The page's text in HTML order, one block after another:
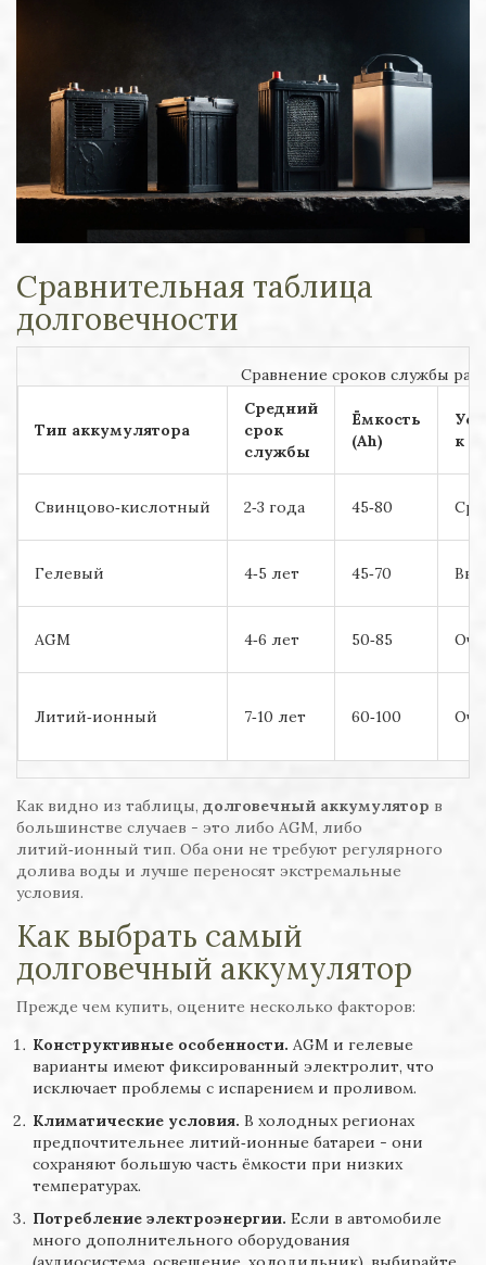
Сравнительная таблица
долговечности
Сравнение сроков службы
Тип аккумулятора
Средний
срок
службы
Ёмкость
(Ah)
к
Свинцово‑кислотный 2‑3 года 45‑80
Гелевый 4‑5 лет 45‑70
AGM 4‑6 лет 50‑85
Литий‑ионный 7‑10 лет 60‑100
Как видно из таблицы, долговечный аккумулятор в
большинстве случаев - это либо AGM, либо
литий‑ионный тип. Оба они не требуют регулярного
долива воды и лучше переносят экстремальные
условия.
Как выбрать самый
долговечный аккумулятор
Прежде чем купить, оцените несколько факторов:
Конструктивные особенности. AGM и гелевые
варианты имеют фиксированный электролит, что
исключает проблемы с испарением и проливом.
Климатические условия. В холодных регионах
предпочтительнее литий‑ионные батареи - они
сохраняют большую часть ёмкости при низких
температурах.
Потребление электроэнергии. Если в автомобиле
много дополнительного оборудования